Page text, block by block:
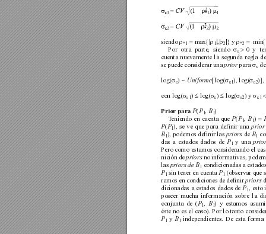
siendo ρ*1 = max{ |ρ 1 ρ2 } y ρ*2 = min{
Por otra parte, siendo σε > 0 y
cuenta nuevamente la segunda regla
se puede considerar una prior para σε
log(σε) ∼ Uniforme [log(σε1), log(σε2)
con log(σε 1) ≤ log(σε) ≤ log(σε2) y σε 1
Prior para P(P1 B1)
Teniendo en cuenta que P( P 1, B1) =
P( P1), se ve que para definir una prior
B1), podemos definir las priors de B1
das a estados dados de P1 y una
Pero como estamos considerando el
nición de priors no informativas,
las priors de B1 condicionadas a
P1sin tener en cuenta P1 (observar que
ramos en condiciones de definir priors
dicionadas a estados dados de P1
,
poseer mucha información sobre la
conjunta de ( P1 B1) y estamos
éste no es el caso). Por lo tanto
P1y B1independientes. De esta forma